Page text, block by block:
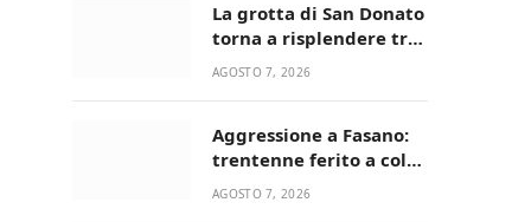
La grotta di San Donato
torna a risplendere tra
fede, natura e
AGOSTO 7, 2026
Aggressione a Fasano:
trentenne ferito a colpi
di pistola in casa
AGOSTO 7, 2026